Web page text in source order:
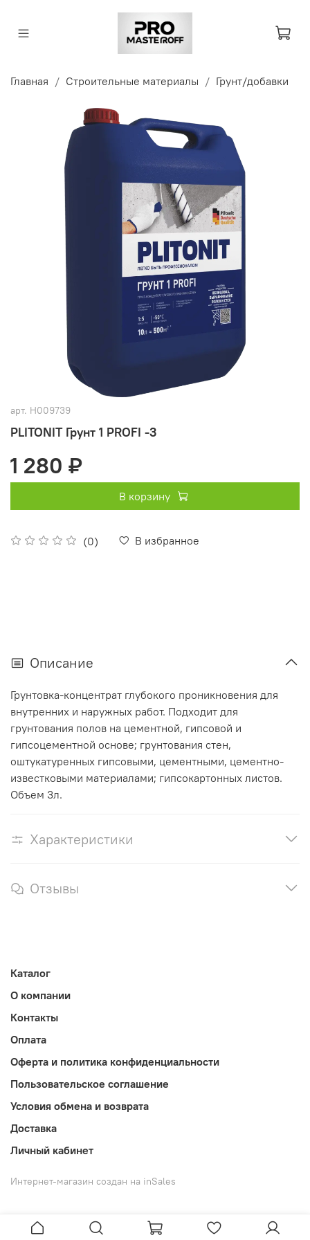
Главная Строительные материалы Грунт/добавки
арт. Н009739
PLITONIT Грунт 1 PROFI -3
(0) В избранное
1 280 ₽
В корзину
Описание
Грунтовка-концентрат глубокого проникновения для
внутренних и наружных работ. Подходит для
грунтования полов на цементной, гипсовой и
гипсоцементной основе; грунтования стен,
оштукатуренных гипсовыми, цементными, цементно-
известковыми материалами; гипсокартонных листов.
Объем 3л.
Характеристики
Отзывы
Каталог
О компании
Контакты
Оплата
Оферта и политика конфиденциальности
Пользовательское соглашение
Условия обмена и возврата
Доставка
Личный кабинет
Интернет-магазин создан на inSales